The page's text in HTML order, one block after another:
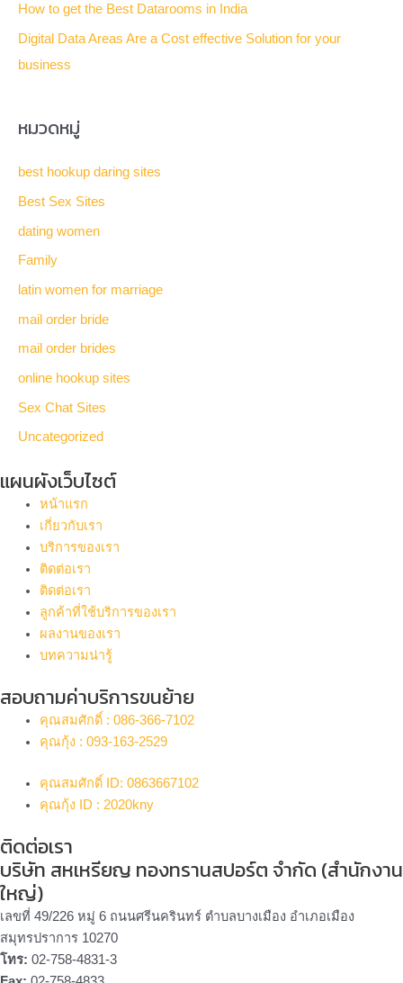
r
:
How to get the Best Datarooms in India
Digital Data Areas Are a Cost effective Solution for your
business
หมวดหมู่
best hookup daring sites
Best Sex Sites
dating women
Family
latin women for marriage
mail order bride
mail order brides
online hookup sites
Sex Chat Sites
Uncategorized
แผนผังเว็บไซต์
หน้าแรก
เกี่ยวกับเรา
บริการของเรา
ติดต่อเรา
ติดต่อเรา
ลูกค้าที่ใช้บริการของเรา
ผลงานของเรา
บทความน่ารู้
สอบถามค่าบริการขนย้าย
คุณสมศักดิ์ : 086-366-7102
คุณกุ้ง : 093-163-2529
คุณสมศักดิ์ ID: 0863667102
คุณกุ้ง ID : 2020kny
ติดต่อเรา
บริษัท สหเหรียญ ทองทรานสปอร์ต จำกัด (สำนักงาน
ใหญ่)
เลขที่ 49/226 หมู่ 6 ถนนศรีนครินทร์ ตำบลบางเมือง อำเภอเมือง
สมุทรปราการ 10270
โทร: 02-758-4831-3